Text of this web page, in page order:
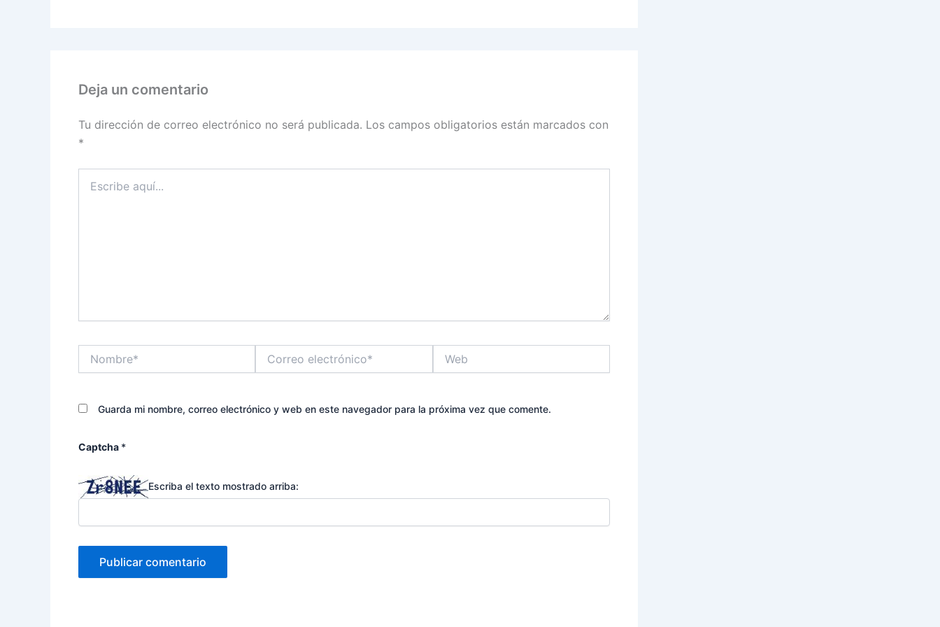
Deja un comentario
Tu dirección de correo electrónico no será publicada. Los campos obligatorios están marcados con
*
aquí...
electrónico*
Guarda mi nombre, correo electrónico y web en este navegador para la próxima vez que comente.
Captcha *
Escriba el texto mostrado arriba: